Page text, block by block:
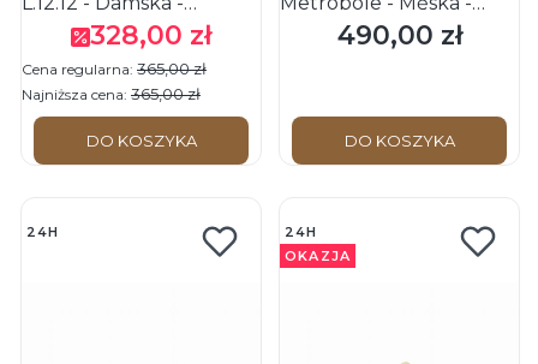
Bransoletka skórzana -
Cena promocyjna
328,00 zł
Cena regularna: 365,00 zł
Najniższa cena: 365,00 zł
DO KOSZYKA
Bransoletka ze stali
nierdzewnej -
Cena
490,00 zł
DO KOSZYKA
24H
24H
OKAZJA